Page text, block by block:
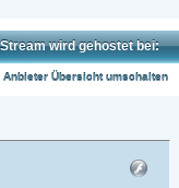
wird gehostet bei:
Anbieter Übersicht umschalten